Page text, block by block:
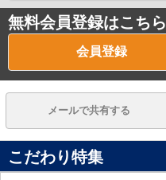
無料会員登録はこちら
会員登録
メールで共有する
こだわり特集